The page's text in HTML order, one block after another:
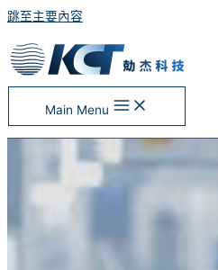
跳至主要內容
Main Menu